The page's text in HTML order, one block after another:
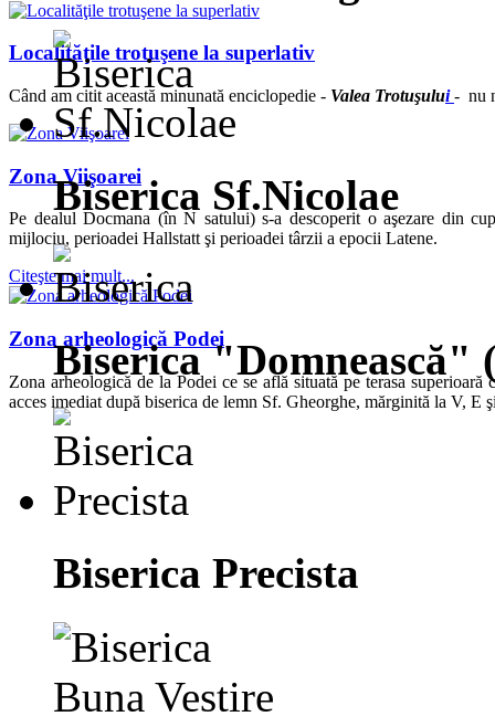
Localităţile trotuşene la superlativ
Când am citit această minunată enciclopedie - Valea Trotuşului - nu
Zona Viişoarei
Pe dealul Docmana (în N satului) s-a descoperit o aşezare din
mijlociu, perioadei Hallstatt şi perioadei târzii a epocii Latene.
Citeşte mai mult...
Zona arheologică Podei
Zona arheologică de la Podei ce se află situată pe terasa
acces imediat după biserica de lemn Sf. Gheorghe, mărginită la V,
Biserica Sf.Nicolae
Biserica "Domnească"
Biserica Precista